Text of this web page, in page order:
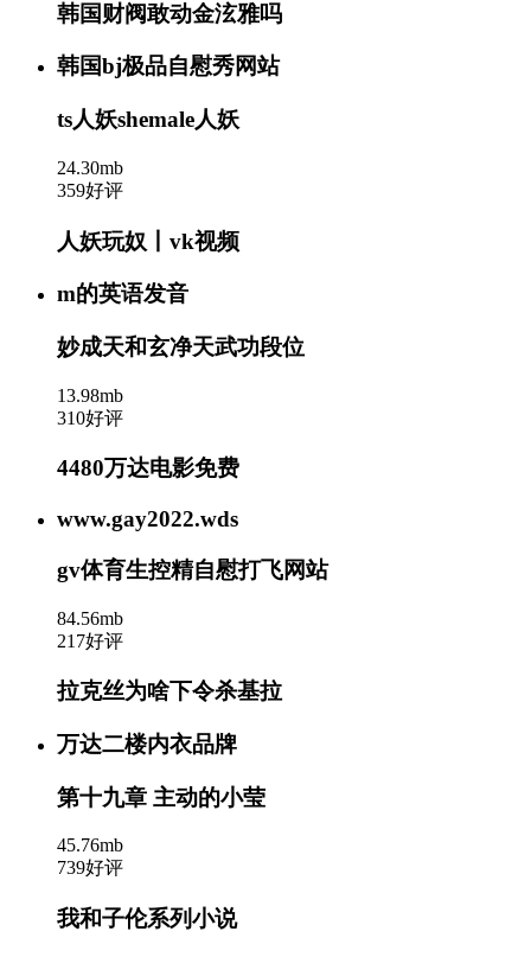
韩国财阀敢动金泫雅吗
韩国bj极品自慰秀网站
ts人妖shemale人妖
24.30mb
359好评
人妖玩奴丨vk视频
m的英语发音
妙成天和玄净天武功段位
13.98mb
310好评
4480万达电影免费
www.gay2022.wds
gv体育生控精自慰打飞网站
84.56mb
217好评
拉克丝为啥下令杀基拉
万达二楼内衣品牌
第十九章 主动的小莹
45.76mb
739好评
我和子伦系列小说